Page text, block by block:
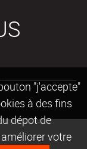
"j'accepte"
à des fins
dépot de
votre